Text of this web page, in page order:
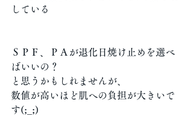
している
ＳＰＦ、ＰＡが退化日焼け止めを選べ
ばいいの？
と思うかもしれませんが、
数値が高いほど肌への負担が大きいで
す(;_;)